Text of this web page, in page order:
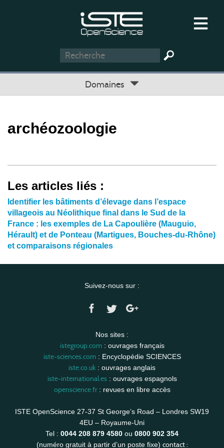
Domaines
archéozoologie
Les articles liés :
Identifier les bâtiments d’élevage dans l’espace
villageois au Néolithique final dans le Sud de la
France : les exemples de La Capoulière (Mauguio,
Hérault) et de Ponteau (Martigues, Bouches-du-Rhône)
et comparaisons régionales
Suivez-nous sur :
Nos sites :
istegroup.com: ouvrages français
iste-sciences.com: Encyclopédie SCIENCES
iste.co.uk : ouvrages anglais
iste-international.es: ouvrages espagnols
openscience.fr: revues en libre accès
ISTE OpenScience 27-37 St George’s Road – Londres SW19
4EU – Royaume-Uni
Tel : 0044 208 879 4580 ou 0800 902 354
(numéro gratuit à partir d’un poste fixe) contact :